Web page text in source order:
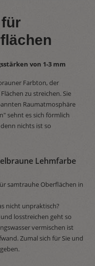
von 1-3 mm
Farbton, der
zu streichen. Sie
Raumatmosphäre
sehnt es sich förmlich
nichts ist so
Lehmfarbe
samtrauhe Oberflächen in
nicht unpraktisch?
losstreichen geht so
vermischen ist
Zumal sich für Sie und